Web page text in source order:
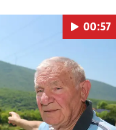
00:57